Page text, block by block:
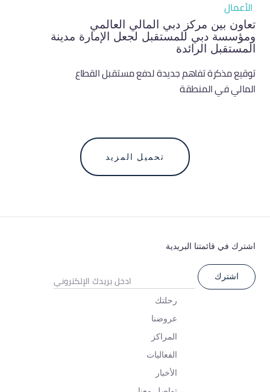
الأعمال
تعاون بين مركز دبي المالي العالمي
ومؤسسة دبي للمستقبل لجعل الإمارة مدينة
المستقبل الرائدة
توقيع مذكرة تفاهم جديدة لدفع مستقبل القطاع
المالي في المنطقة
تحميل المزيد
رحلتك
عروضنا
المراكز
الفعاليات
الأخبار
اشترك في قائمتنا البريدية